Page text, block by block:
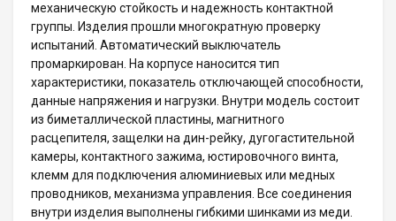
механическую стойкость и надежность контактной
группы. Изделия прошли многократную проверку
испытаний. Автоматический выключатель
промаркирован. На корпусе наносится тип
характеристики, показатель отключающей способности,
данные напряжения и нагрузки. Внутри модель состоит
из биметаллической пластины, магнитного
расцепителя, защелки на дин-рейку, дугогастительной
камеры, контактного зажима, юстировочного винта,
клемм для подключения алюминиевых или медных
проводников, механизма управления. Все соединения
внутри изделия выполнены гибкими шинками из меди.